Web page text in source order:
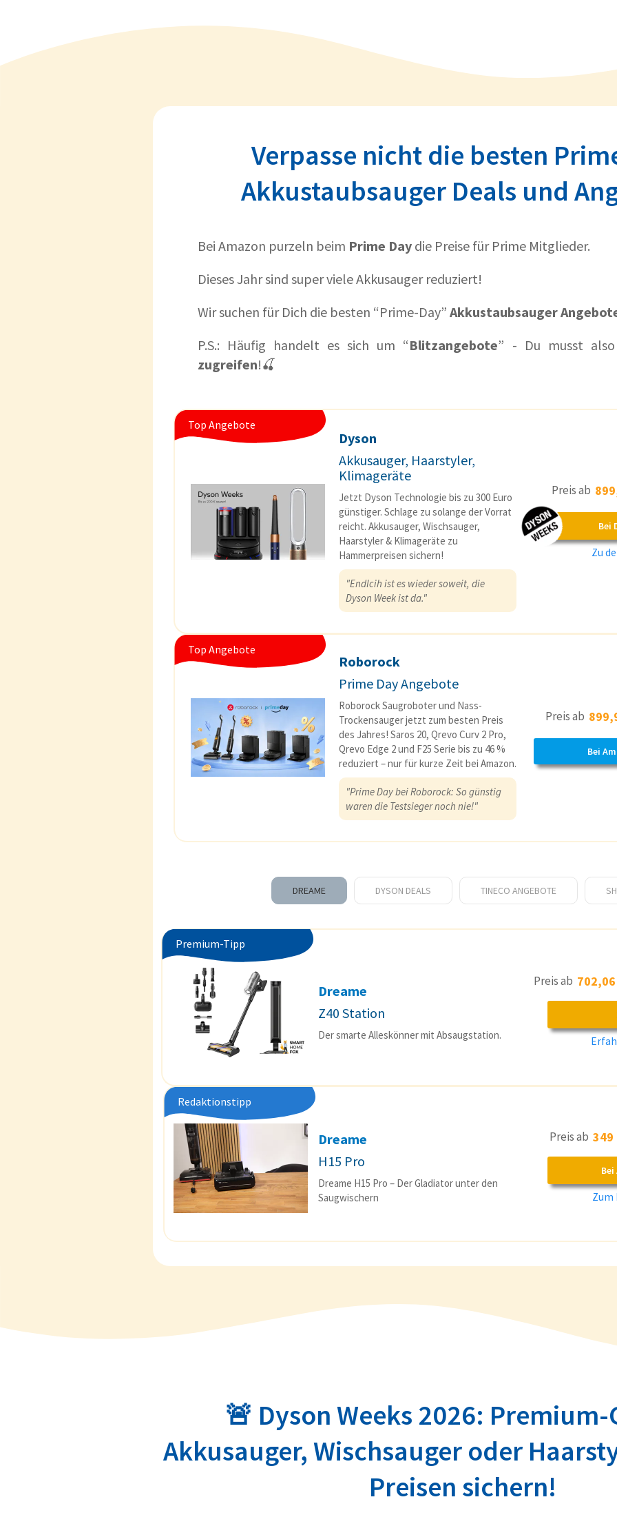
Verpasse nicht die besten
Akkustaubsauger Deals und
Bei Amazon purzeln beim Prime Day die Preise für Prime Mitglieder.
Dieses Jahr sind super viele Akkusauger reduziert!
Wir suchen für Dich die besten “Prime-Day” Akkustaubsauger
P.S.: Häufig handelt es sich um “Blitzangebote” - Du musst also
zugreifen!🍒
Top Angebote
Dyson
Akkusauger, Haarstyler,
Klimageräte
Jetzt Dyson Technologie bis zu 300 Euro
günstiger. Schlage zu solange der Vorrat
reicht. Akkusauger, Wischsauger,
Haarstyler & Klimageräte zu
Hammerpreisen sichern!
"Endlcih ist es wieder soweit, die
Dyson Week ist da."
Preis ab
Bei
Zu
Top Angebote
Roborock
Prime Day Angebote
Roborock Saugroboter und Nass-
Trockensauger jetzt zum besten Preis
des Jahres! Saros 20, Qrevo Curv 2 Pro,
Qrevo Edge 2 und F25 Serie bis zu 46 %
reduziert – nur für kurze Zeit bei Amazon.
"Prime Day bei Roborock: So günstig
waren die Testsieger noch nie!"
Preis ab
Bei
DREAME DYSON DEALS TINECO ANGEBOTE
Premium-Tipp
Dreame
Z40 Station
Der smarte Alleskönner mit Absaugstation.
Preis ab
Redaktionstipp
Dreame
H15 Pro
Dreame H15 Pro – Der Gladiator unter den
Saugwischern
Preis ab 349
Zum
🚨 Dyson Weeks 2026: Premium-
Akkusauger, Wischsauger oder
Preisen sichern!